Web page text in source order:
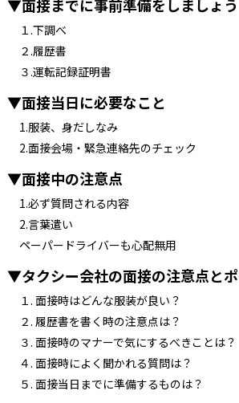
▼面接までに事前準備をしましょう
１.下調べ
２.履歴書
３.運転記録証明書
▼面接当日に必要なこと
1.服装、身だしなみ
2.面接会場・緊急連絡先のチェック
▼面接中の注意点
1.必ず質問される内容
2.言葉遣い
ペーパードライバーも心配無用
▼タクシー会社の面接の注意点と
１. 面接時はどんな服装が良い？
２. 履歴書を書く時の注意点は？
３. 面接時のマナーで気にするべきことは？
４. 面接時によく聞かれる質問は？
５. 面接当日までに準備するものは？